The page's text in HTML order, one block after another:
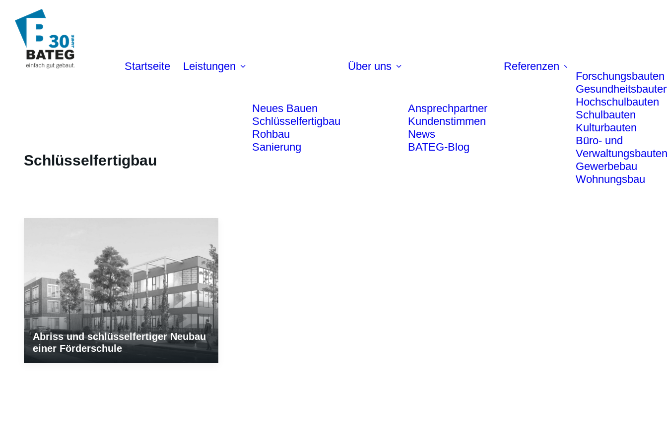
Startseite Leistungen
Neues Bauen
Schlüsselfertigbau
Rohbau
Sanierung
Über uns
Ansprechpartner
Kundenstimmen
News
BATEG-Blog
Referenzen
Forschungsbauten
Hochschulbauten
Schulbauten
Kulturbauten
Büro- und
Verwaltungsbauten
Gewerbebau
Wohnungsbau
Schlüsselfertigbau
Abriss und schlüsselfertiger Neubau
einer Förderschule